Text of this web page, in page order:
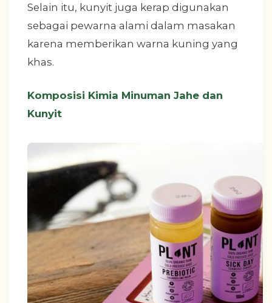
Selain itu, kunyit juga kerap digunakan
sebagai pewarna alami dalam masakan
karena memberikan warna kuning yang
khas.
Komposisi Kimia Minuman Jahe dan
Kunyit